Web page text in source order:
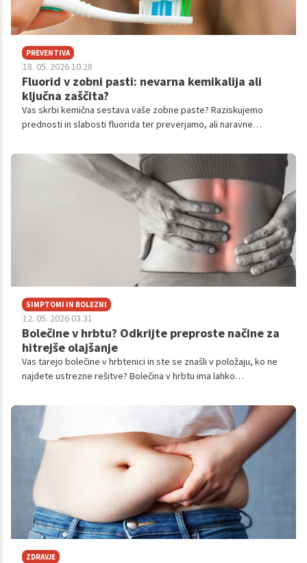
PREVENTIVA
18. 05. 2026 10.28
Fluorid v zobni pasti: nevarna kemikalija ali
ključna zaščita?
Vas skrbi kemična sestava vaše zobne paste? Raziskujemo
prednosti in slabosti fluorida ter preverjamo, ali naravne
SIMPTOMI IN BOLEZNI
12. 05. 2026 03.31
Bolečine v hrbtu? Odkrijte preproste načine za
hitrejše olajšanje
Vas tarejo bolečine v hrbtenici in ste se znašli v položaju, ko ne
najdete ustrezne rešitve? Bolečina v hrbtu ima lahko
simptome obstajajo ustrezni terapevtski pristopi. Uspešnost
obravnave je vselej pogojena s simptomatiko in izvorom težav,
zato vam v nadaljevanju predstavljamo najpogostejše vzroke in
potencialne rešitve.
ZDRAVJE